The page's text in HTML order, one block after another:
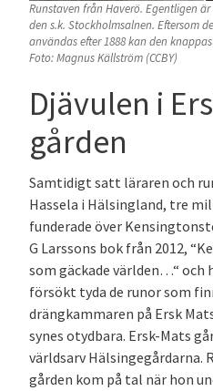
Runstaven från Haverö. Egentligen
den s.k. Stockholmsalnen. Eftersom
användas efter 1888 kan den
Foto: Magnus Källström (CCBY)
Djävulen i
gården
Samtidigt satt läraren och
Hassela i Hälsingland, tre
funderade över
G Larssons bok från 2012,
som gäckade världen…“ och
försökt tyda de runor som
drängkammaren på Ersk
synes otydbara. Ersk-Mats
världsarv Hälsingegårdarna.
gården kom på tal när hon